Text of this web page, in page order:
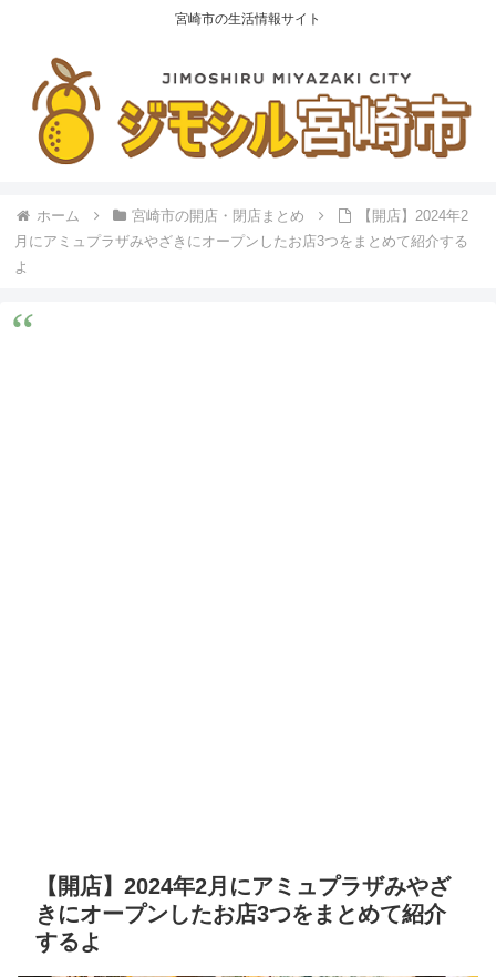
宮崎市の生活情報サイト
ホーム 宮崎市の開店・閉店まとめ
【開店】2024年2
月にアミュプラザみやざきにオープンしたお店3つをまとめて紹介する
よ
【開店】2024年2月にアミュプラザみやざ
きにオープンしたお店3つをまとめて紹介
するよ